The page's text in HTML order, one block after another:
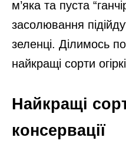
м’яка та пуста
засолювання
зеленці. Ділимось
найкращі сорти
Найкращі
консервації